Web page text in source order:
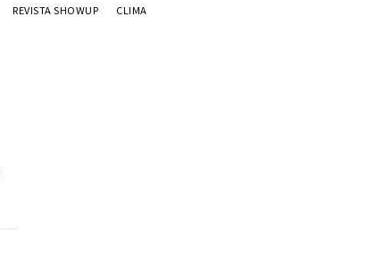
REVISTA SHOWUP CLIMA